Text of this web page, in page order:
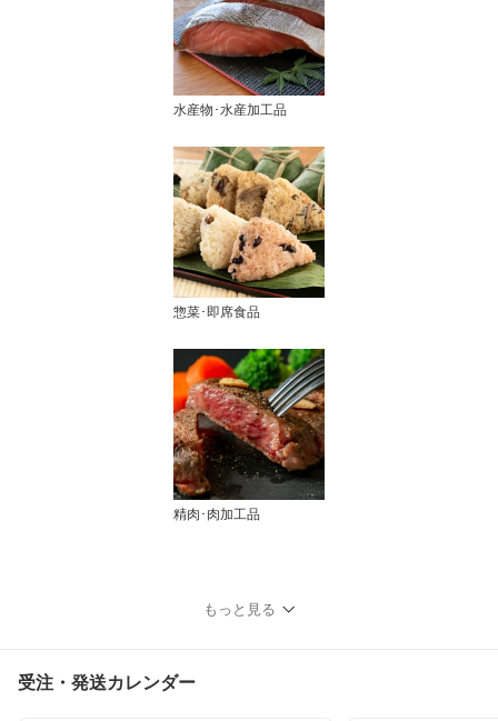
水産物･水産加工品
惣菜･即席食品
精肉･肉加工品
もっと見る
受注・発送カレンダー